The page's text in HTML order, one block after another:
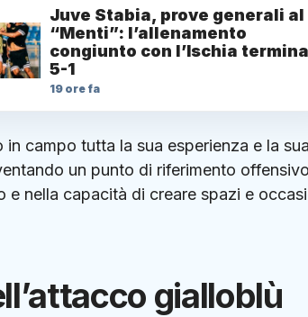
Juve Stabia, prove generali al
“Menti”: l’allenamento
congiunto con l’Ischia termina
5-1
19 ore fa
campo tutta la sua esperienza e la sua
un punto di riferimento
nella capacità di creare spazi e
gialloblù